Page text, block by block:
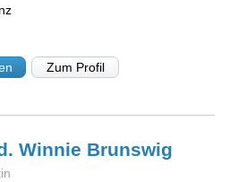
Zum Profil
Winnie Brunswig